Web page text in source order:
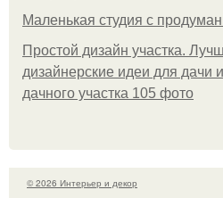
Маленькая студия с
Простой дизайн участка.
дизайнерские идеи для дачи
дачного участка 105 фото
© 2026 Интерьер и декор